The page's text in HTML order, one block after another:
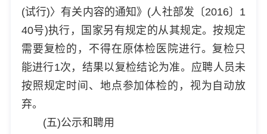
(试行)〉有关内容的通知》(人社部发〔2016〕1
40号)执行，国家另有规定的从其规定。按规定
需要复检的，不得在原体检医院进行。复检只
能进行1次，结果以复检结论为准。应聘人员未
按照规定时间、地点参加体检的，视为自动放
弃。
(五)公示和聘用